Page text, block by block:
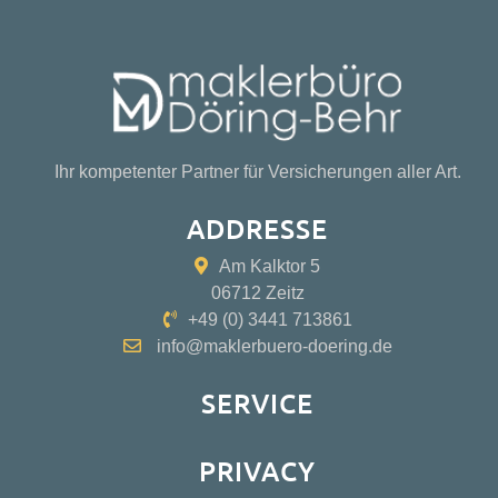
Ihr kompetenter Partner für Versicherungen aller Art.
ADDRESSE
Am Kalktor 5
06712 Zeitz
+49 (0) 3441 713861
info@maklerbuero-doering.de
SERVICE
PRIVACY